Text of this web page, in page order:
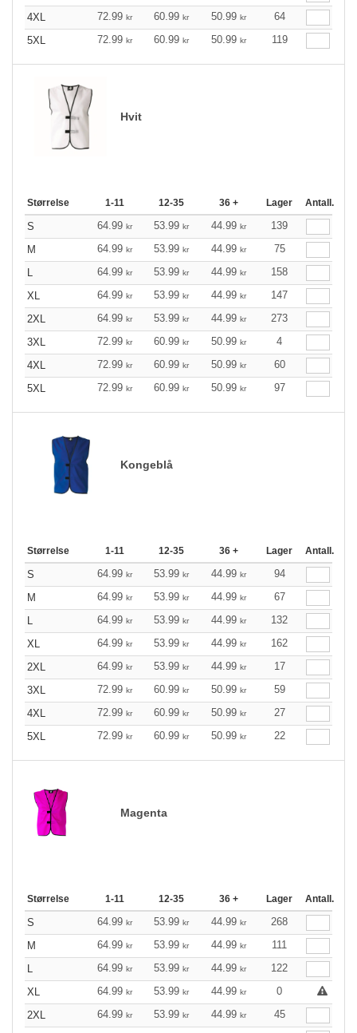
4XL
72.99 kr 60.99 kr 50.99 kr
64
5XL
72.99 kr 60.99 kr 50.99 kr 119
Hvit
Størrelse 1-11 12-35 36 + Lager Antall.
S 64.99 kr 53.99 kr 44.99 kr
139
M
64.99 kr 53.99 kr 44.99 kr
75
L
64.99 kr 53.99 kr 44.99 kr
158
XL
64.99 kr 53.99 kr 44.99 kr
147
2XL
64.99 kr 53.99 kr 44.99 kr
273
3XL
72.99 kr 60.99 kr 50.99 kr
4
4XL
72.99 kr 60.99 kr 50.99 kr
60
5XL
72.99 kr 60.99 kr 50.99 kr 97
Kongeblå
Størrelse 1-11 12-35 36 + Lager Antall.
S 64.99 kr 53.99 kr 44.99 kr
94
M
64.99 kr 53.99 kr 44.99 kr
67
L
64.99 kr 53.99 kr 44.99 kr
132
XL
64.99 kr 53.99 kr 44.99 kr
162
2XL
64.99 kr 53.99 kr 44.99 kr
17
3XL
72.99 kr 60.99 kr 50.99 kr
59
4XL
72.99 kr 60.99 kr 50.99 kr
27
5XL
72.99 kr 60.99 kr 50.99 kr 22
Magenta
Størrelse 1-11 12-35 36 + Lager Antall.
S 64.99 kr 53.99 kr 44.99 kr
268
M
64.99 kr 53.99 kr 44.99 kr
111
L
64.99 kr 53.99 kr 44.99 kr
122
XL
64.99 kr 53.99 kr 44.99 kr
0
2XL
64.99 kr 53.99 kr 44.99 kr
45